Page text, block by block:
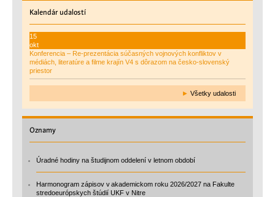
Kalendárudalostí
15
okt
Konferencia – Re-prezentácia súčasných vojnových konfliktov v
médiách, literatúre a filme krajín V4 s dôrazom na česko-slovenský
priestor
► Všetky udalosti
Oznamy
Úradné hodiny na študijnom oddelení v letnom období
Harmonogram zápisov v akademickom roku 2026/2027 na Fakulte
stredoeurópskych štúdií UKF v Nitre